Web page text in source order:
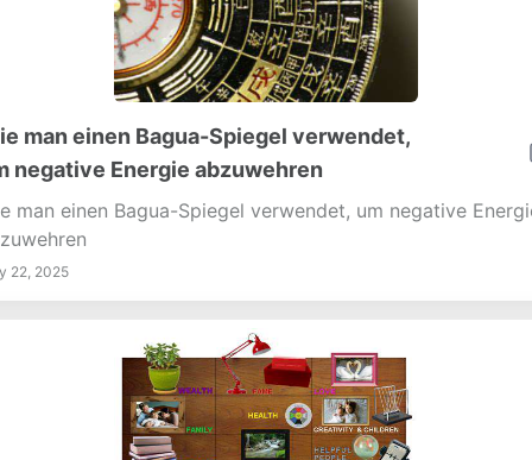
man einen Bagua-Spiegel verwendet,
negative Energie abzuwehren
man einen Bagua-Spiegel verwendet, um negative
22, 2025